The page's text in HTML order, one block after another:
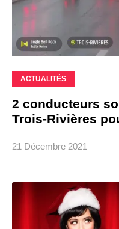
ACTUALITÉS
2 conducteurs
Trois-Rivières
21 Décembre 2021